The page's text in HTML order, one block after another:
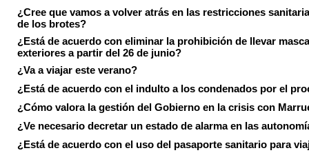
¿Cree que vamos a volver atrás en las restricciones
de los brotes?
¿Está de acuerdo con eliminar la prohibición de llevar
exteriores a partir del 26 de junio?
¿Va a viajar este verano?
¿Está de acuerdo con el indulto a los condenados por el
¿Cómo valora la gestión del Gobierno en la crisis con
¿Ve necesario decretar un estado de alarma en las
¿Está de acuerdo con el uso del pasaporte sanitario para